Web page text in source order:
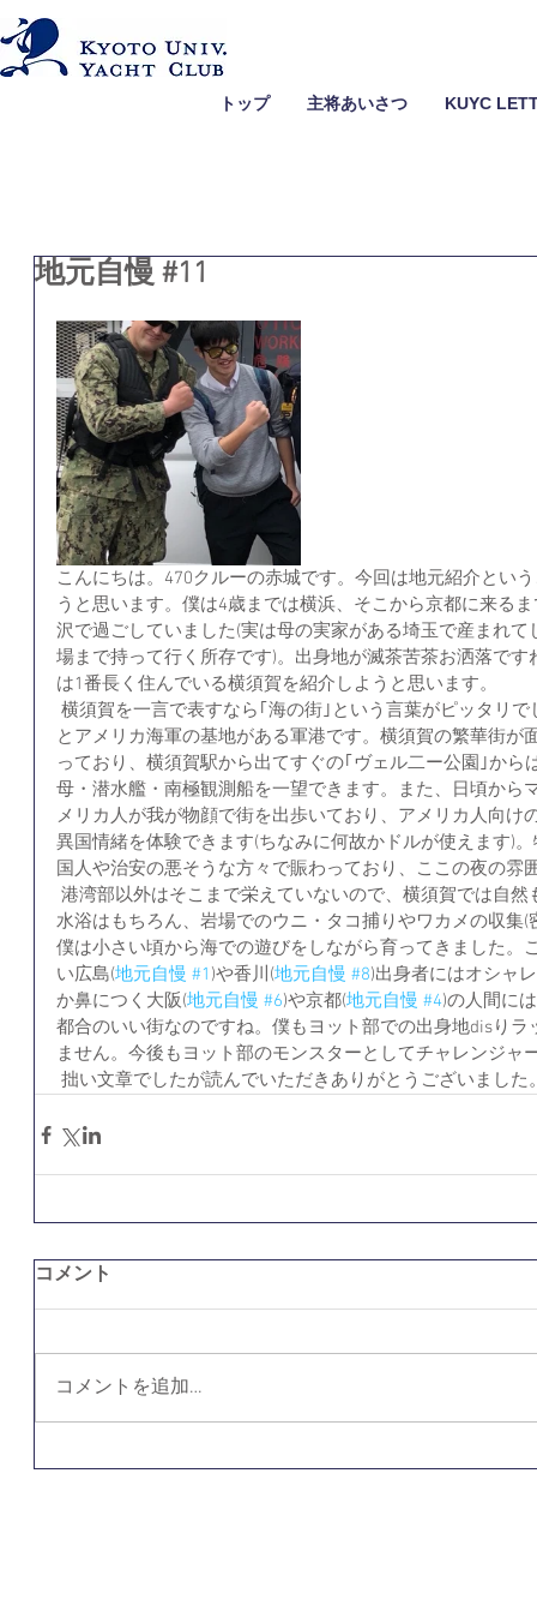
トップ 主将あいさつ KUYC
地元自慢 #11
こんにちは。470クルーの赤城です。今回は地元紹介とい
うと思います。僕は4歳までは横浜、そこから京都に来る
沢で過ごしていました(実は母の実家がある埼玉で産まれ
場まで持って行く所存です)。出身地が滅茶苦茶お洒落で
は1番長く住んでいる横須賀を紹介しようと思います。
とアメリカ海軍の基地がある軍港です。横須賀の繁華街が
っており、横須賀駅から出てすぐの｢ヴェル二ー公園｣から
母・潜水艦・南極観測船を一望できます。また、日頃から
メリカ人が我が物顔で街を出歩いており、アメリカ人向け
異国情緒を体験できます(ちなみに何故かドルが使えます)
国人や治安の悪そうな方々で賑わっており、ここの夜の雰
水浴はもちろん、岩場でのウニ・タコ捕りやワカメの収集
僕は小さい頃から海での遊びをしながら育ってきました。
い広島(地元自慢 #1 )や香川(地元自慢 #8)出身者にはオシャ
か鼻につく大阪(地元自慢 #6)や京都(地元自慢 #4)の人間に
都合のいい街なのですね。僕もヨット部での出身地disり
ません。今後もヨット部のモンスターとしてチャレンジャ
拙い文章でしたが読んでいただきありがとうございました
コメント
コメントを追加…